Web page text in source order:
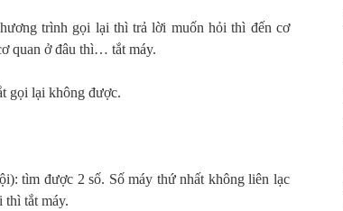
trình gọi lại thì trả lời muốn hỏi thì đến cơ
quan ở đâu thì… tắt máy.
gọi lại không được.
tìm được 2 số. Số máy thứ nhất không liên lạc
thì tắt máy.